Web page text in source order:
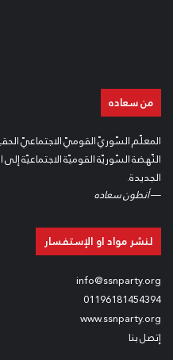
من سعاده
المعلّم السّوريّ القوميّ الاجتماعيّ
النّهضة السّوريّة القوميّة الاجتماعيّة
الجديدة.
—أنطون سعاده
لنشر مواد او الإستفسار
info@ssnparty.org
01196181454394
www.ssnparty.org
إتصل بنا